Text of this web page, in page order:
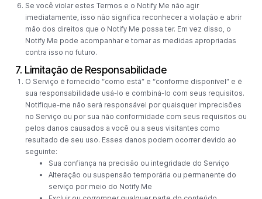
Se você violar estes Termos e o Notify Me não agir
imediatamente, isso não significa reconhecer a violação e abrir
mão dos direitos que o Notify Me possa ter. Em vez disso, o
Notify Me pode acompanhar e tomar as medidas apropriadas
contra isso no futuro.
7. Limitação de Responsabilidade
O Serviço é fornecido “como está” e “conforme disponível” e é
sua responsabilidade usá-lo e combiná-lo com seus requisitos.
Notifique-me não será responsável por quaisquer imprecisões
no Serviço ou por sua não conformidade com seus requisitos ou
pelos danos causados ​​a você ou a seus visitantes como
resultado de seu uso. Esses danos podem ocorrer devido ao
seguinte:
Sua confiança na precisão ou integridade do Serviço
Alteração ou suspensão temporária ou permanente do
serviço por meio do Notify Me